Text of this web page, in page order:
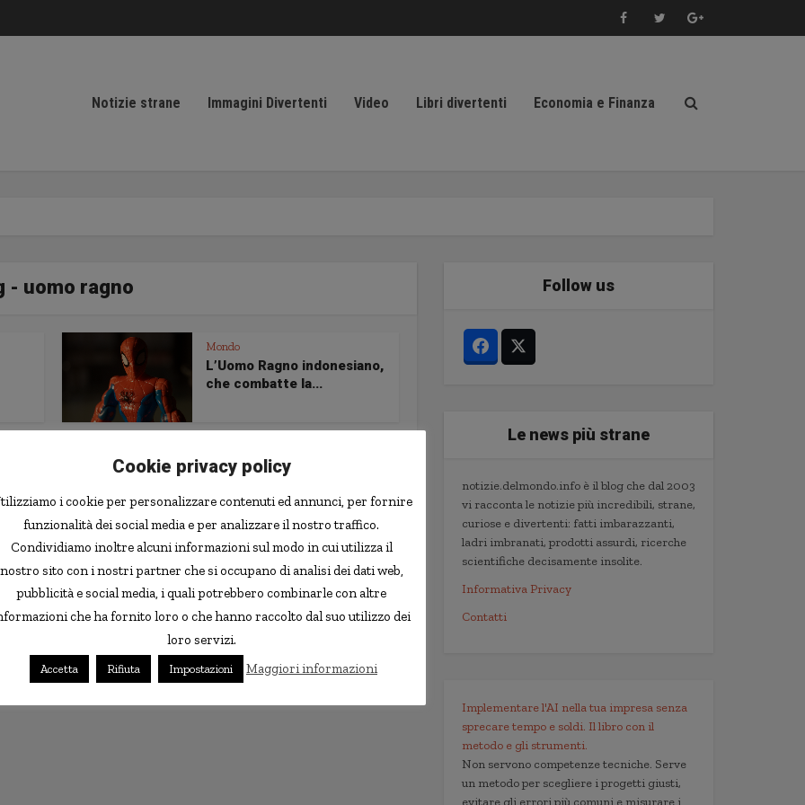
Notizie strane Immagini Divertenti Video Libri divertenti Economia e Finanza
- uomo ragno
Mondo
L’Uomo Ragno indonesiano,
che combatte la...
Follow us
Le news più strane
notizie.delmondo.info è il blog che dal 2003
vi racconta le notizie più incredibili, strane,
curiose e divertenti: fatti imbarazzanti,
ladri imbranati, prodotti assurdi, ricerche
scientifiche decisamente insolite.
Informativa Privacy
Contatti
Implementare l'AI nella tua impresa senza
sprecare tempo e soldi. Il libro con il
metodo e gli strumenti.
Non servono competenze tecniche. Serve
un metodo per scegliere i progetti giusti,
evitare gli errori più comuni e misurare i
Cookie privacy policy
i cookie per personalizzare contenuti ed annunci, per fornire
funzionalità dei social media e per analizzare il nostro traffico.
Condividiamo inoltre alcuni informazioni sul modo in cui utilizza il
nostro sito con i nostri partner che si occupano di analisi dei dati web,
pubblicità e social media, i quali potrebbero combinarle con altre
che ha fornito loro o che hanno raccolto dal suo utilizzo dei
loro servizi.
Accetta Rifiuta Impostazioni Maggiori informazioni